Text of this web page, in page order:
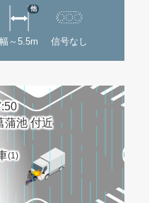
幅～5.5m
他
信号なし
蒲池 付近
(1)